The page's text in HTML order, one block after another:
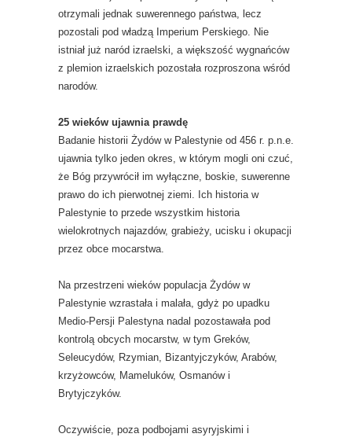
otrzymali jednak suwerennego państwa, lecz
pozostali pod władzą Imperium Perskiego. Nie
istniał już naród izraelski, a większość wygnańców
z plemion izraelskich pozostała rozproszona wśród
narodów.
25 wieków ujawnia prawdę
Badanie historii Żydów w Palestynie od 456 r. p.n.e.
ujawnia tylko jeden okres, w którym mogli oni czuć,
że Bóg przywrócił im wyłączne, boskie, suwerenne
prawo do ich pierwotnej ziemi. Ich historia w
Palestynie to przede wszystkim historia
wielokrotnych najazdów, grabieży, ucisku i okupacji
przez obce mocarstwa.
Na przestrzeni wieków populacja Żydów w
Palestynie wzrastała i malała, gdyż po upadku
Medio-Persji Palestyna nadal pozostawała pod
kontrolą obcych mocarstw, w tym Greków,
Seleucydów, Rzymian, Bizantyjczyków, Arabów,
krzyżowców, Mameluków, Osmanów i
Brytyjczyków.
Oczywiście, poza podbojami asyryjskimi i